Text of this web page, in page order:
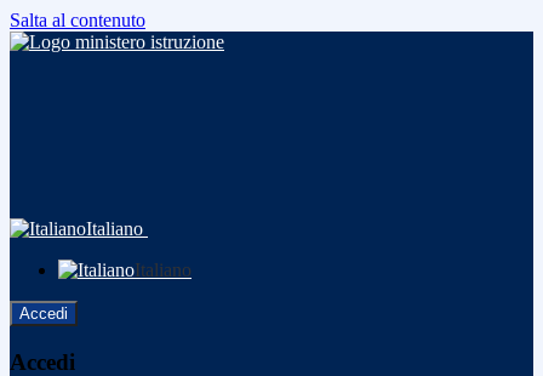
Salta al contenuto
Italiano
Italiano
Accedi
Accedi